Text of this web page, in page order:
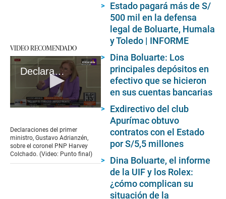
VIDEO RECOMENDADO
Declaraciones de Gustavo Adrianzén sobre Harvey Colchado
of
2
minutes,
18
Declaraciones del primer
ministro, Gustavo Adrianzén,
sobre el coronel PNP Harvey
Colchado. (Video: Punto final)
Estado pagará más de S/
500 mil en la defensa
legal de Boluarte, Humala
y Toledo | INFORME
Dina Boluarte: Los
principales depósitos en
efectivo que se hicieron
en sus cuentas bancarias
Exdirectivo del club
Apurímac obtuvo
contratos con el Estado
por S/5,5 millones
Dina Boluarte, el informe
de la UIF y los Rolex:
¿cómo complican su
situación de la